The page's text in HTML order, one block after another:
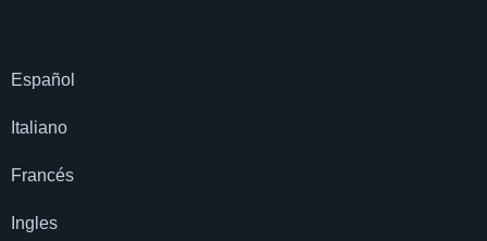
Español
Italiano
Francés
Ingles